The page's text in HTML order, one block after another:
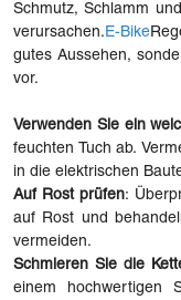
Schmutz, Schlamm
verursachen. E-Bike
gutes Aussehen,
vor.
Verwenden Sie ein
feuchten Tuch ab.
in die elektrischen
Auf Rost prüfen:
auf Rost und
vermeiden.
Schmieren Sie die
einem hochwertigen